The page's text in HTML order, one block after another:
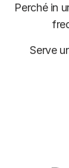
Perché in
Serve